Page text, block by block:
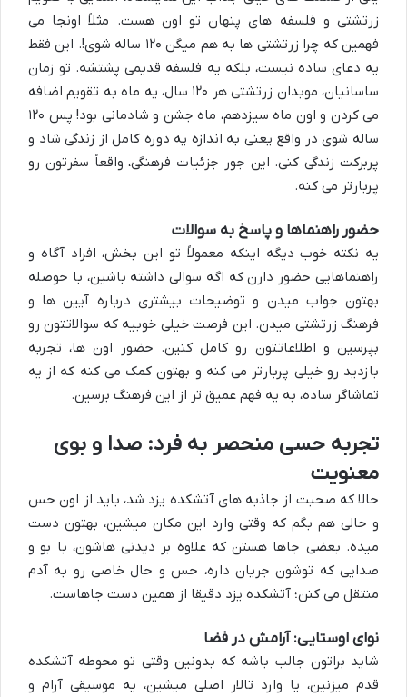
زرتشتی و فلسفه های پنهان تو اون هست. مثلاً اونجا می
فهمین که چرا زرتشتی ها به هم میگن ۱۲۰ ساله شوی!. این فقط
یه دعای ساده نیست، بلکه یه فلسفه قدیمی پشتشه. تو زمان
ساسانیان، موبدان زرتشتی هر ۱۲۰ سال، یه ماه به تقویم اضافه
می کردن و اون ماه سیزدهم، ماه جشن و شادمانی بود! پس ۱۲۰
ساله شوی در واقع یعنی به اندازه یه دوره کامل از زندگی شاد و
پربرکت زندگی کنی. این جور جزئیات فرهنگی، واقعاً سفرتون رو
پربارتر می کنه.
حضور راهنماها و پاسخ به سوالات
یه نکته خوب دیگه اینکه معمولاً تو این بخش، افراد آگاه و
راهنماهایی حضور دارن که اگه سوالی داشته باشین، با حوصله
بهتون جواب میدن و توضیحات بیشتری درباره آیین ها و
فرهنگ زرتشتی میدن. این فرصت خیلی خوبیه که سوالاتتون رو
بپرسین و اطلاعاتتون رو کامل کنین. حضور اون ها، تجربه
بازدید رو خیلی پربارتر می کنه و بهتون کمک می کنه که از یه
تماشاگر ساده، به یه فهم عمیق تر از این فرهنگ برسین.
تجربه حسی منحصر به فرد: صدا و بوی
معنویت
حالا که صحبت از جاذبه های آتشکده یزد شد، باید از اون حس
و حالی هم بگم که وقتی وارد این مکان میشین، بهتون دست
میده. بعضی جاها هستن که علاوه بر دیدنی هاشون، با بو و
صدایی که توشون جریان داره، حس و حال خاصی رو به آدم
منتقل می کنن؛ آتشکده یزد دقیقا از همین دست جاهاست.
نوای اوستایی: آرامش در فضا
شاید براتون جالب باشه که بدونین وقتی تو محوطه آتشکده
قدم میزنین، یا وارد تالار اصلی میشین، یه موسیقی آرام و